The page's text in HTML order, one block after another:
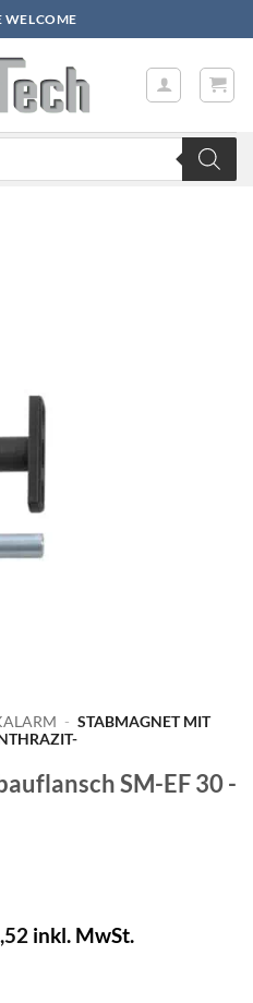
WELCOME
- STABMAGNET MIT
SM-EF 30 -
inkl. MwSt.